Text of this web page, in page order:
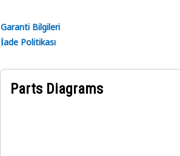
Garanti Bilgileri
İade Politikası
Parts Diagrams